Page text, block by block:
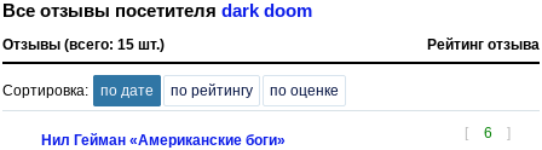
Все отзывы посетителя dark doom
Отзывы (всего: 15 шт.) Рейтинг отзыва
Сортировка: по дате по рейтингу по оценке
[ 6 ]
Нил Гейман «Американские боги»